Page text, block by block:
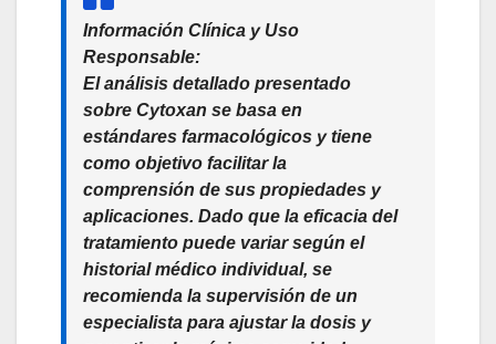
Información Clínica y Uso
Responsable:
El análisis detallado presentado
sobre Cytoxan se basa en
estándares farmacológicos y tiene
como objetivo facilitar la
comprensión de sus propiedades y
aplicaciones. Dado que la eficacia del
tratamiento puede variar según el
historial médico individual, se
recomienda la supervisión de un
especialista para ajustar la dosis y